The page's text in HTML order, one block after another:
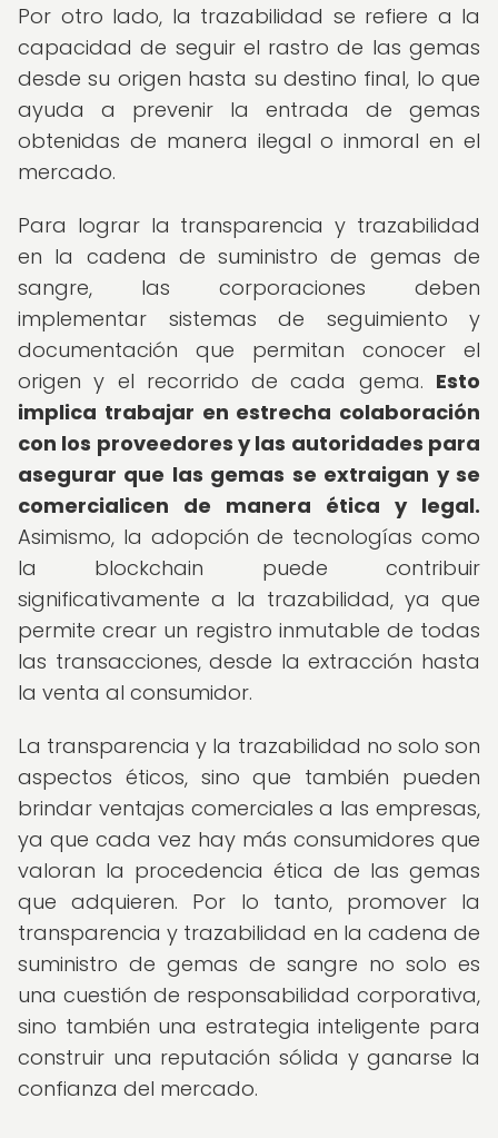
Por otro lado, la trazabilidad se refiere a la
capacidad de seguir el rastro de las gemas
desde su origen hasta su destino final, lo que
ayuda a prevenir la entrada de gemas
obtenidas de manera ilegal o inmoral en el
mercado.
Para lograr la transparencia y trazabilidad
en la cadena de suministro de gemas de
sangre, las corporaciones deben
implementar sistemas de seguimiento y
documentación que permitan conocer el
origen y el recorrido de cada gema. Esto
implica trabajar en estrecha colaboración
con los proveedores y las autoridades para
asegurar que las gemas se extraigan y se
comercialicen de manera ética y legal.
Asimismo, la adopción de tecnologías como
la blockchain puede contribuir
significativamente a la trazabilidad, ya que
permite crear un registro inmutable de todas
las transacciones, desde la extracción hasta
la venta al consumidor.
La transparencia y la trazabilidad no solo son
aspectos éticos, sino que también pueden
brindar ventajas comerciales a las empresas,
ya que cada vez hay más consumidores que
valoran la procedencia ética de las gemas
que adquieren. Por lo tanto, promover la
transparencia y trazabilidad en la cadena de
suministro de gemas de sangre no solo es
una cuestión de responsabilidad corporativa,
sino también una estrategia inteligente para
construir una reputación sólida y ganarse la
confianza del mercado.